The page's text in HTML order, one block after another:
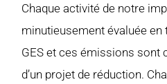
Chaque activité de notre
minutieusement évaluée en
GES et ces émissions sont
d’un projet de réduction.